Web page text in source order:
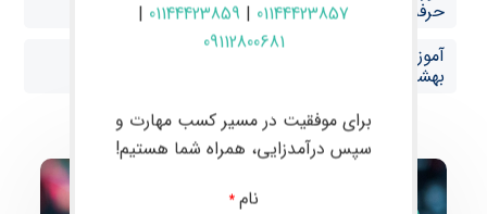
حرفه‌ای با پشتیبانی VIP در بهشهر
آموزش فارکس از صفر تا صد با پشتیبانی تخصصی در
بهشهر
01144423857
|
01144423859
|
09112800681
برای موفقیت در مسیر کسب مهارت و
سپس درآمدزایی، همراه شما هستیم!
نام *